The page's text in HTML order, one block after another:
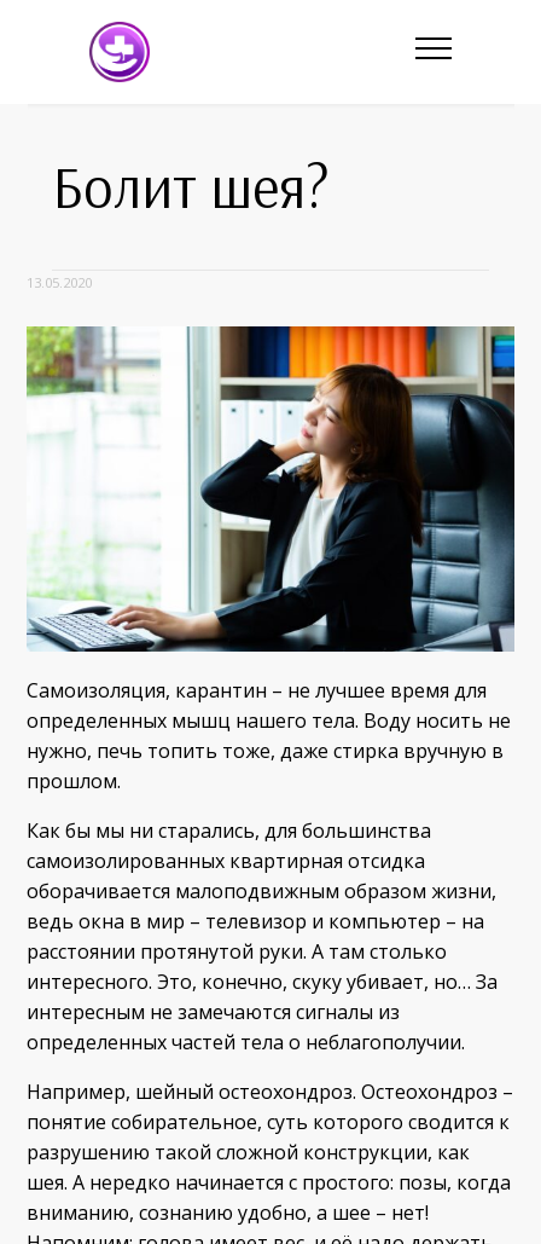
Болит шея?
13.05.2020
Самоизоляция, карантин – не лучшее время для
определенных мышц нашего тела. Воду носить не
нужно, печь топить тоже, даже стирка вручную в
прошлом.
Как бы мы ни старались, для большинства
самоизолированных квартирная отсидка
оборачивается малоподвижным образом жизни,
ведь окна в мир – телевизор и компьютер – на
расстоянии протянутой руки. А там столько
интересного. Это, конечно, скуку убивает, но… За
интересным не замечаются сигналы из
определенных частей тела о неблагополучии.
Например, шейный остеохондроз. Остеохондроз –
понятие собирательное, суть которого сводится к
разрушению такой сложной конструкции, как
шея. А нередко начинается с простого: позы, когда
вниманию, сознанию удобно, а шее – нет!